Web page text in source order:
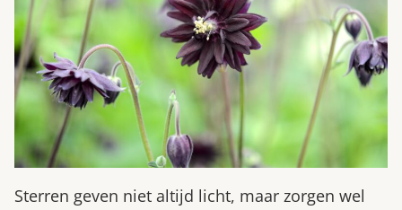
Sterren geven niet altijd licht, maar zorgen wel